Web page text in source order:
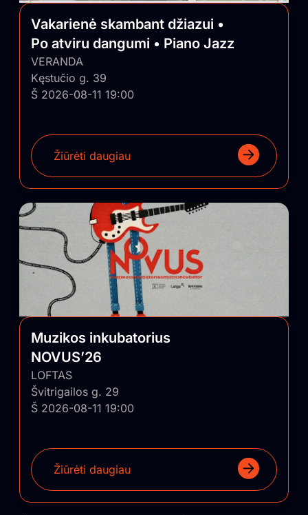
Vakarienė skambant džiazui •
Po atviru dangumi • Piano Jazz
VERANDA
Kęstučio g. 39
Š 2026-08-11 19:00
Žiūrėti daugiau
Muzikos inkubatorius
NOVUS’26
LOFTAS
Švitrigailos g. 29
Š 2026-08-11 19:00
Žiūrėti daugiau